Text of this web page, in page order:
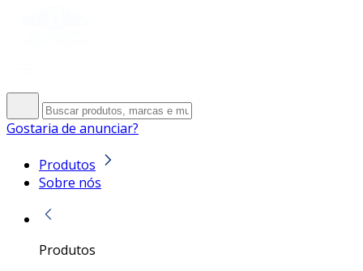
Gostaria de anunciar?
Produtos
Sobre nós
Produtos